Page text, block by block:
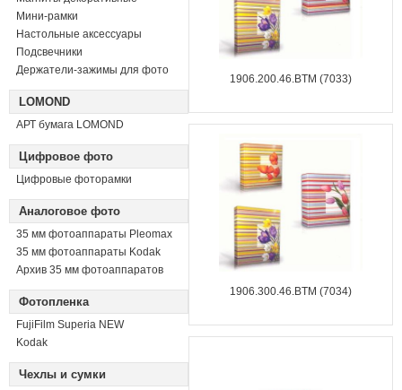
Мини-рамки
Настольные аксессуары
Подсвечники
Держатели-зажимы для фото
LOMOND
АРТ бумага LOMOND
Цифровое фото
Цифровые фоторамки
Аналоговое фото
35 мм фотоаппараты Pleomax
35 мм фотоаппараты Kodak
Архив 35 мм фотоаппаратов
Фотопленка
FujiFilm Superia NEW
Kodak
Чехлы и сумки
1906.200.46.BTM (7033)
1906.300.46.BTM (7034)